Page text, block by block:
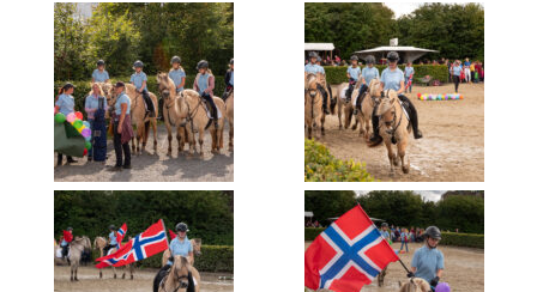
MUSENBLÄTTER
ÜBER MICH
IMPRESSUM
DATENSCHUTZERKLÄRUNG